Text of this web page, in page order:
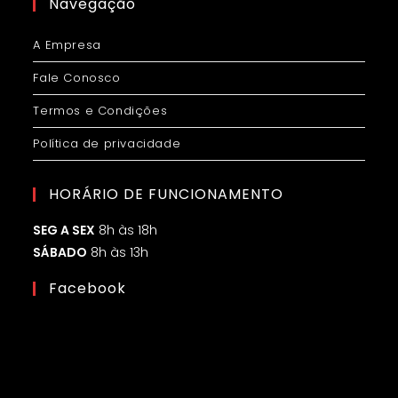
A Empresa
Fale Conosco
Termos e Condições
Política de privacidade
HORÁRIO DE FUNCIONAMENTO
SEG A SEX 8h às 18h
SÁBADO 8h às 13h
Facebook